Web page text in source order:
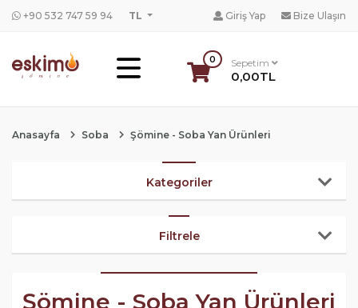
+90 532 747 59 94 TL Giriş Yap Bize Ulaşın
0 Sepetim
0,00TL
Anasayfa Soba Şömine - Soba Yan Ürünleri
Kategoriler
Filtrele
Şömine - Soba Yan Ürünleri